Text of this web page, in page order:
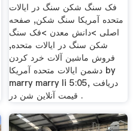
فک سنگ شکن سنگ در ایالات
متحده آمریکا سنگ شکن, صفحه
اصلی >دانش معدن >فک سنگ
شکن سنگ در ایالات متحده,
فروش ماشین آلات خرد کردن
دشمن ایالات متحده آمریکا by
marry marry li 5:05, دریافت
قیمت آنلاین شن در .